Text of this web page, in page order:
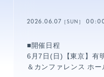
2026.06.07 ［SUN］
■開催日程
6月7日(日)【東京】有
＆カンファレンス ホー